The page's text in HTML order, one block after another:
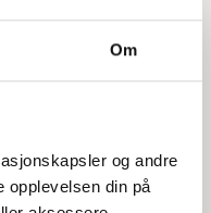
Om
og andre
opplevelsen din på
beste
og ivaretatt den